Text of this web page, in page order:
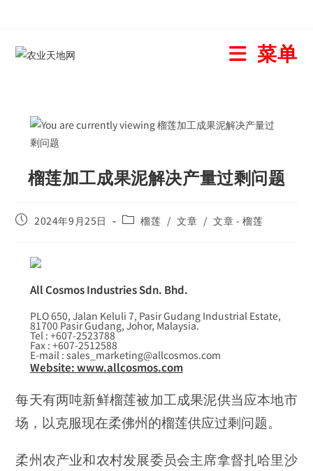
菜单
榴莲加工成果泥解决产量过剩问题
2024年9月25日 榴莲 / 文章 / 文章 - 榴莲
All Cosmos Industries Sdn. Bhd.
PLO 650, Jalan Keluli 7, Pasir Gudang Industrial Estate,
81700 Pasir Gudang, Johor, Malaysia.
Tel : +607-2523788
Fax : +607-2512588
E-mail : sales_marketing@allcosmos.com
Website: www.allcosmos.com
每天有两吨新鲜榴莲被加工成果泥供当应本地市
场，以克服现在柔佛州的榴莲供应过剩问题。
柔州农产业和农村发展委员会主席拿督扎哈里沙